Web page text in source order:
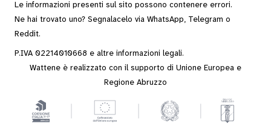
Le informazioni presenti sul sito possono contenere errori.
Ne hai trovato uno? Segnalacelo via WhatsApp, Telegram o
Reddit.
P.IVA 02214010668 e altre informazioni legali.
Wattene è realizzato con il supporto di Unione Europea e
Regione Abruzzo